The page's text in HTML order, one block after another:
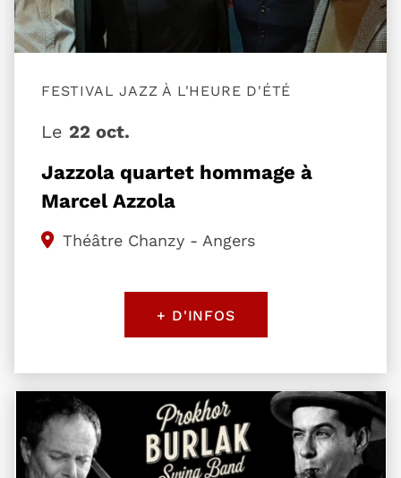
Jazzola quartet hommage à
Marcel Azzola
FESTIVAL JAZZ À L'HEURE D'ÉTÉ
Le 22 oct.
Théâtre Chanzy - Angers
+ D'INFOS
Plus d'information sur l'évènement Prokhor